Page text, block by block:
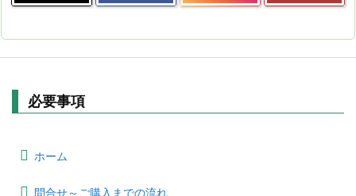
必要事項
ホーム
問合せ～ご購入までの流れ